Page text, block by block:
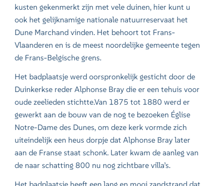
kusten gekenmerkt zijn met vele duinen, hier kunt u
ook het gelijknamige nationale natuurreservaat het
Dune Marchand vinden. Het behoort tot Frans-
Vlaanderen en is de meest noordelijke gemeente tegen
de Frans-Belgische grens.
Het badplaatsje werd oorspronkelijk gesticht door de
Duinkerkse reder Alphonse Bray die er een tehuis voor
oude zeelieden stichtte.Van 1875 tot 1880 werd er
gewerkt aan de bouw van de nog te bezoeken Église
Notre-Dame des Dunes, om deze kerk vormde zich
uiteindelijk een heus dorpje dat Alphonse Bray later
aan de Franse staat schonk. Later kwam de aanleg van
de naar schatting 800 nu nog zichtbare villa’s.